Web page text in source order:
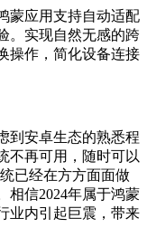
蒙应用支持自动适配
。实现自然无感的跨
操作，简化设备连接
到安卓生态的熟悉程
不再可用，随时可以
已经在方方面面做
相信2024年属于鸿蒙
业内引起巨震，带来